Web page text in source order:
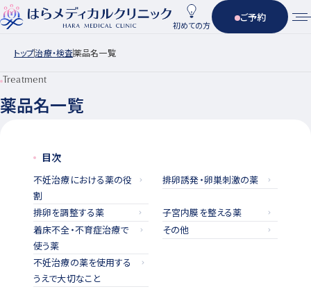
初めての方
ご予約
トップ治療・検査薬品名一覧
Treatment
薬品名一覧
目次
不妊治療における薬の役
割
排卵誘発・卵巣刺激の薬
排卵を調整する薬
子宮内膜を整える薬
着床不全・不育症治療で
使う薬
その他
不妊治療の薬を使用する
うえで大切なこと